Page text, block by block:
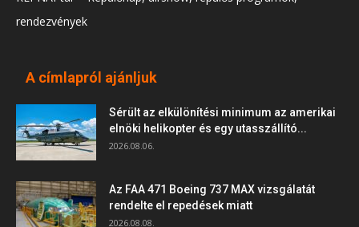
rendezvények
A címlapról ajánljuk
Sérült az elkülönítési minimum az amerikai
elnöki helikopter és egy utasszállító...
2026.08.06.
Az FAA 471 Boeing 737 MAX vizsgálatát
rendelte el repedések miatt
2026.08.08.